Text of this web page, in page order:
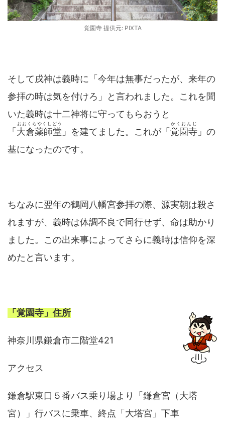
覚園寺 提供元: PIXTA
そして戌神は義時に「今年は無事だったが、来年の
参拝の時は気を付けろ」と言われました。これを聞
いた義時は十二神将に守ってもらおうと
「大倉薬師堂
おおくらやくしどう
」を建てました。これが「覚園寺
かくおんじ
」の
基になったのです。
ちなみに翌年の鶴岡八幡宮参拝の際、源実朝は殺さ
れますが、義時は体調不良で同行せず、命は助かり
ました。この出来事によってさらに義時は信仰を深
めたと言います。
「覚園寺」住所
神奈川県鎌倉市二階堂421
アクセス
鎌倉駅東口５番バス乗り場より「鎌倉宮（大塔
宮）」行バスに乗車、終点「大塔宮」下車